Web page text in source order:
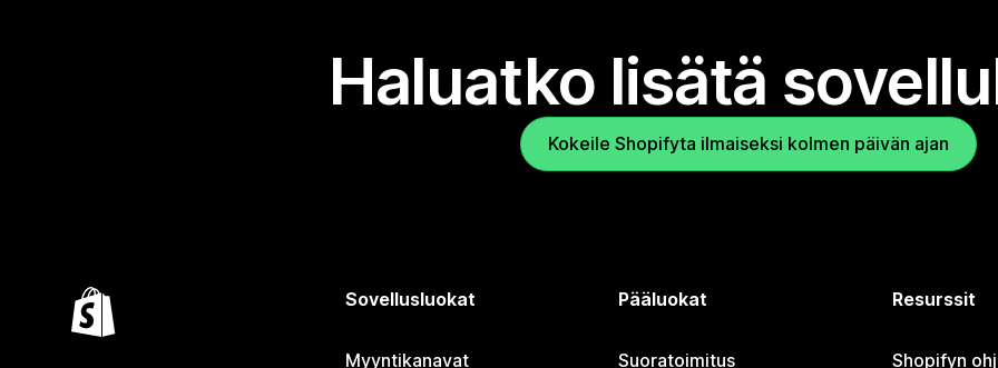
Haluatko lisätä
Kokeile Shopifyta ilmaiseksi kolmen päivän ajan
Sovellusluokat
Myyntikanavat
Pääluokat
Suoratoimitus
Resurssit
Shopifyn